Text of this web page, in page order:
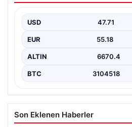
USD 47.71
EUR 55.18
ALTIN 6670.4
BTC 3104518
Son Eklenen Haberler